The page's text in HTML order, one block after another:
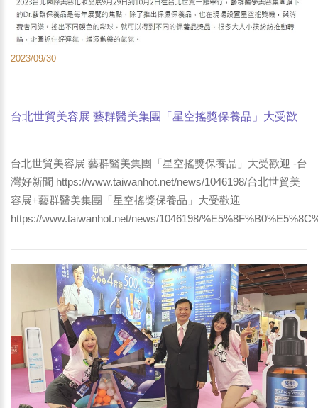
2023/09/30
台北世貿美容展 藝群醫美集團「星空搖獎保養品」大受歡
台北世貿美容展 藝群醫美集團「星空搖獎保養品」大受歡迎 -台
灣好新聞 https://www.taiwanhot.net/news/1046198/台北世貿美
容展+藝群醫美集團「星空搖獎保養品」大受歡迎
https://www.taiwanhot.net/news/1046198/